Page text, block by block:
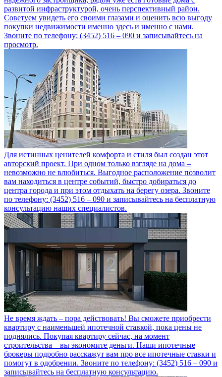
развитой инфраструктурой, очень перспективный район.
Советуем увидеть его своими глазами и оценить всю выгоду
покупки недвижимости именно здесь и именно с нами.
Звоните по телефону: (3452) 516 – 090 и записывайтесь на
просмотр.
Для истинных ценителей комфорта и стиля был создан этот
авторский проект. При одном только взгляде на дома –
невозможно не влюбиться. Выгодное расположение позволит
вам находиться в центре событий, быстро добираться до
центра города и при этом отдыхать на берегу озера. Звоните
по телефону: (3452) 516 – 090 и записывайтесь на бесплатную
консультацию наших специалистов.
Не время ждать – пора действовать! Вы сможете приобрести
квартиру с наименьшей ипотечной ставкой, пока цены не
поднялись. Покупая квартиру сейчас, на момент
строительства – вы экономите деньги. Наши ипотечные
брокеры подробно расскажут вам про все ипотечные ставки и
помогут в одобрении. Звоните по телефону: (3452) 516 – 090 и
записывайтесь на бесплатную консультацию.